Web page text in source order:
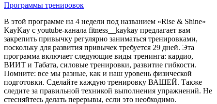
Программы тренировок
В этой программе на 4 недели под названием «Rise & Shine»
KayKay с youtube-канала fitness__kaykay предлагает вам
закрепить привычку регулярно заниматься тренировками,
поскольку для развития привычек требуется 29 дней. Эта
программа включает следующие виды тренинга: кардио,
ВИИТ и Табата, силовые тренировки, развитие гибкости.
Помните: все мы разные, как и наш уровень физической
подготовки. Сделайте каждую тренировку ВАШЕЙ. Также
следите за правильной техникой выполнения упражнений. Не
стесняйтесь делать перерывы, если это необходимо.